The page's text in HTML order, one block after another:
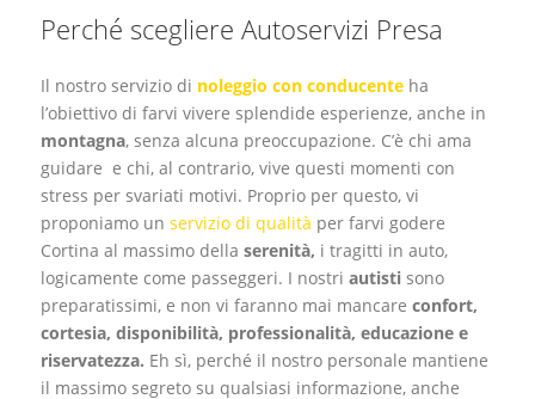
Perché scegliere Autoservizi Presa
Il nostro servizio di noleggio con conducente ha
l’obiettivo di farvi vivere splendide esperienze, anche in
montagna, senza alcuna preoccupazione. C’è chi ama
guidare e chi, al contrario, vive questi momenti con
stress per svariati motivi. Proprio per questo, vi
proponiamo unservizio di qualità per farvi godere
Cortina al massimo dellaserenità, i tragitti in auto,
logicamente come passeggeri. I nostriautistisono
preparatissimi, e non vi faranno mai mancare confort,
cortesia, disponibilità, professionalità, educazione e
riservatezza. Eh sì, perché il nostro personale mantiene
il massimo segreto su qualsiasi informazione, anche